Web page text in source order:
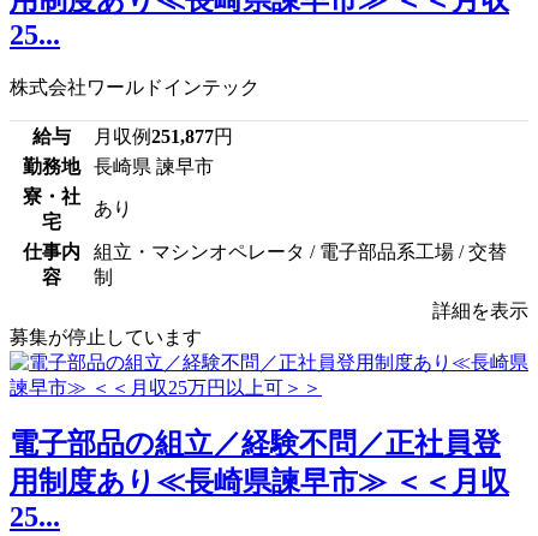
25...
株式会社ワールドインテック
給与 月収例251,877円
勤務地
長崎県 諫早市
寮・社
宅
あり
仕事内
容
組立・マシンオペレータ / 電子部品系工場 / 交替
制
詳細を表示
募集が停止しています
電子部品の組立／経験不問／正社員登
用制度あり≪長崎県諫早市≫ ＜＜月収
25...